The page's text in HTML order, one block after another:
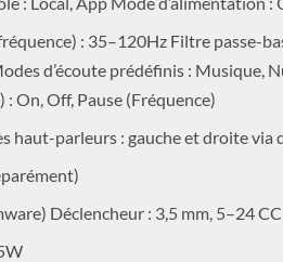
: 35–120Hz Filtre passe-
d’écoute prédéfinis : Musique,
On, Off, Pause (Fréquence)
haut-parleurs : gauche et droite via
Déclencheur : 3,5 mm, 5–24 CC